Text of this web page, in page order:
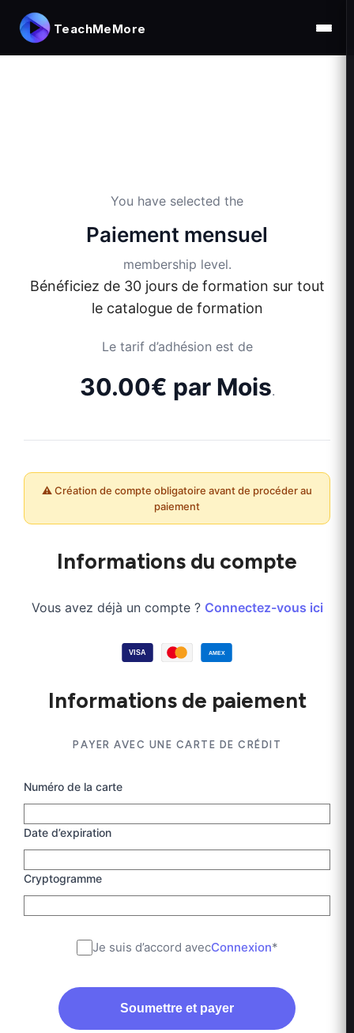
TeachMeMore
You have selected the
Paiement mensuel
membership level.
Bénéficiez de 30 jours de formation sur tout
le catalogue de formation
Le tarif d’adhésion est de
30.00€ par Mois.
Informations du compte
Vous avez déjà un compte ? Connectez-vous ici
Informations de paiement
PAYER AVEC UNE CARTE DE CRÉDIT
Numéro de la carte
Date d’expiration
Cryptogramme
Je suis d’accord avecConnexion*